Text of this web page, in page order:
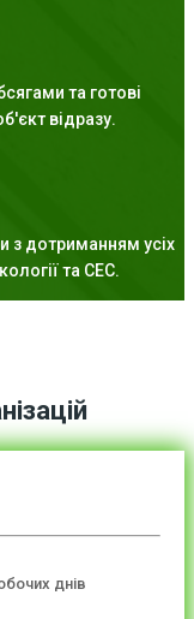
та готові
відразу.
з дотриманням усіх
та СЕС.
днів